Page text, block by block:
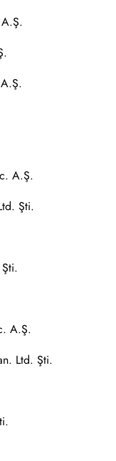
A.Ş.
Şti.
A.Ş.
Ltd. Şti.